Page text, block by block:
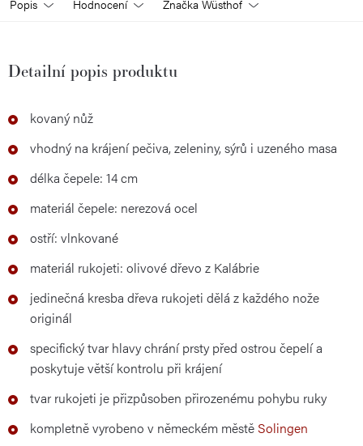
Popis Hodnocení Značka Wüsthof
Detailní popis produktu
kovaný nůž
vhodný na krájení pečiva, zeleniny, sýrů i uzeného masa
délka čepele: 14 cm
materiál čepele: nerezová ocel
ostří: vlnkované
materiál rukojeti: olivové dřevo z Kalábrie
jedinečná kresba dřeva rukojeti dělá z každého nože
originál
specifický tvar hlavy chrání prsty před ostrou čepelí a
poskytuje větší kontrolu při krájení
tvar rukojeti je přizpůsoben přirozenému pohybu ruky
kompletně vyrobeno v německém městě Solingen